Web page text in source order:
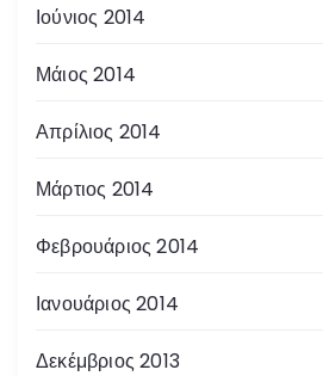
Ιούνιος 2014
Μάιος 2014
Απρίλιος 2014
Μάρτιος 2014
Φεβρουάριος 2014
Ιανουάριος 2014
Δεκέμβριος 2013